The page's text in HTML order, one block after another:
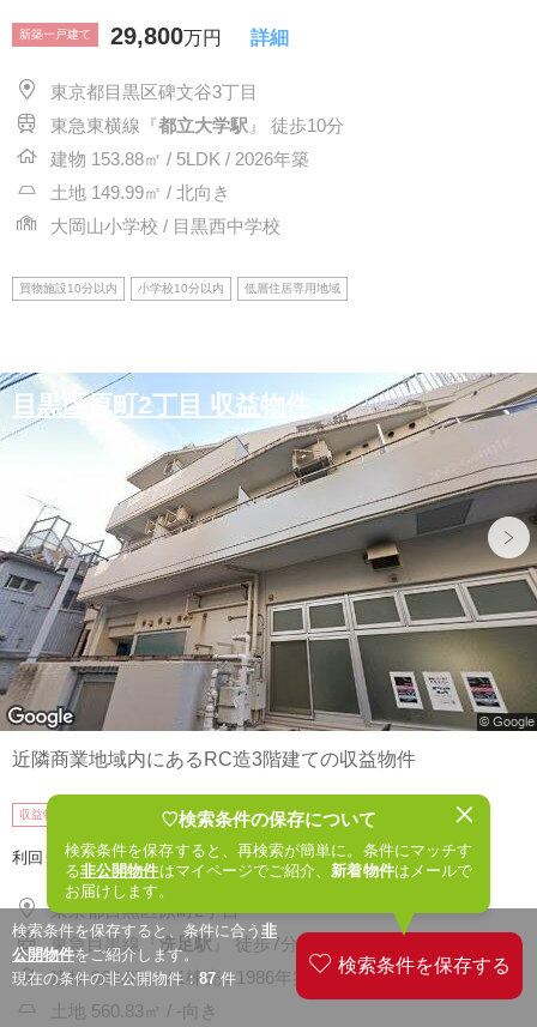
♡検索条件の保存について
検索条件を保存すると、再検索が簡単に。条件にマッチす
る非公開物件はマイページでご紹介、新着物件はメールで
お届けします。
検索条件を保存すると、条件に合う 非
公開物件をご紹介します。
現在の条件の非公開物件：87 件
新築一戸建て 29,800万円 詳細
東京都目黒区碑文谷3丁目
東急東横線『都立大学駅 』 徒歩10分
建物 153.88㎡ / 5LDK / 2026年築
土地 149.99㎡ / 北向き
大岡山小学校 / 目黒西中学校
買物施設10分以内 小学校10分以内 低層住居専用地域
目黒区原町2丁目 収益物件
近隣商業地域内にあるRC造3階建ての収益物件
収益物件 万円 詳細
利回り：約5.5%
東京都目黒区原町2丁目
東急目黒線『洗足駅 』 徒歩7分
建物 966.07㎡ / 1棟売 / 1986年築
土地 560.83㎡ / -向き